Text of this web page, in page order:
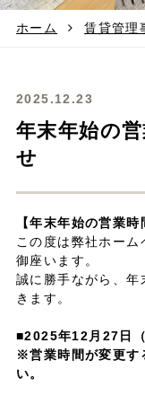
ホーム 賃貸管理
2025.12.23
年末年始の
せ
【年末年始の営業時
この度は弊社ホーム
御座います。
誠に勝手ながら、年
きます。
■2025年12月27日
※営業時間が変更す
い。